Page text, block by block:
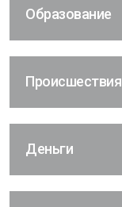
Образование
Происшествия
Деньги